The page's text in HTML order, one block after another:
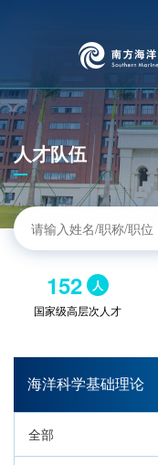
人才队伍
152 人
国家级高层次人才
海洋科学基础理论
全部